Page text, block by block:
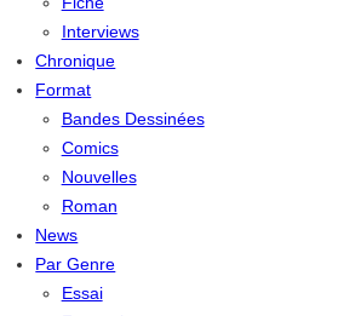
Interviews
Chronique
Format
Bandes Dessinées
Comics
Nouvelles
Roman
News
Par Genre
Essai